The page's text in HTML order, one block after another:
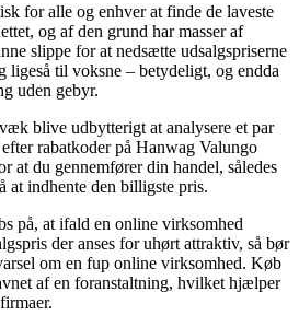
for alle og enhver at finde de laveste
og af den grund har masser af
slippe for at nedsætte udsalgspriserne
ligeså til voksne – betydeligt, og endda
uden gebyr.
blive udbytterigt at analysere et par
rabatkoder på Hanwag Valungo
at du gennemfører din handel, således
at indhente den billigste pris.
på, at ifald en online virksomhed
der anses for uhørt attraktiv, så bør
om en fup online virksomhed. Køb
af en foranstaltning, hvilket hjælper